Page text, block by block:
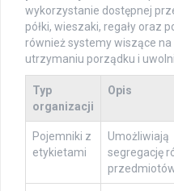
wykorzystanie dostępnej
półki, wieszaki, regały oraz
również systemy wiszące
utrzymaniu porządku i
Typ
organizacji
Opis
Pojemniki z
etykietami
Umożliwiają
segregację